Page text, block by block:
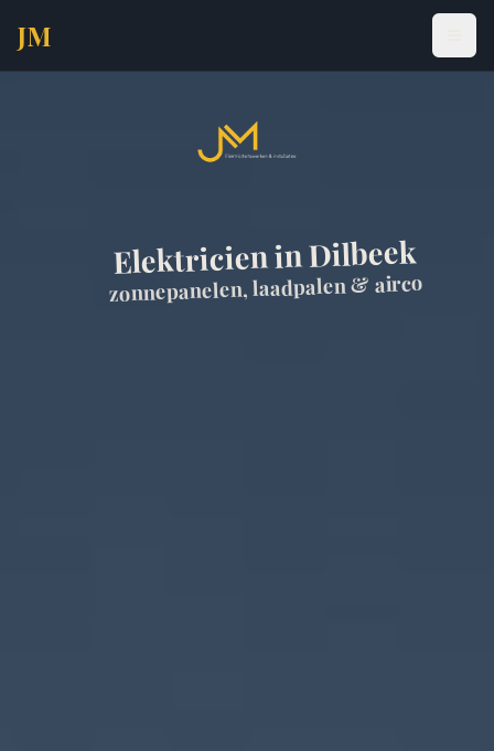
JM
Elektricien in Dilbeek
zonnepanelen, laadpalen & airco